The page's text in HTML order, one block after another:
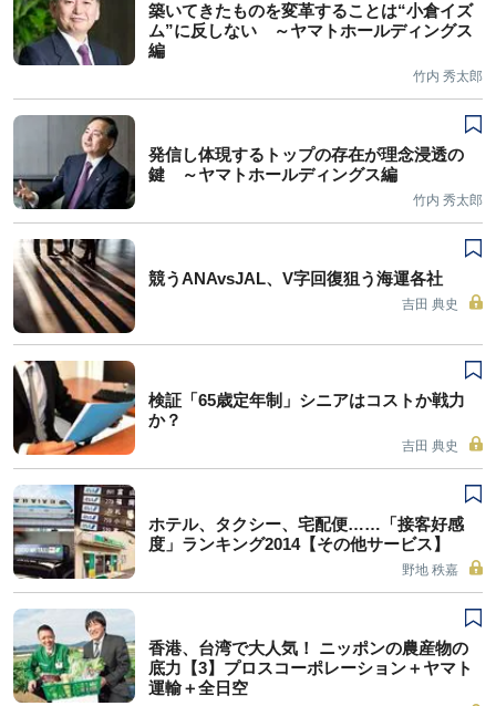
築いてきたものを変革することは“小倉イズ
ム”に反しない ～ヤマトホールディングス
編
竹内 秀太郎
発信し体現するトップの存在が理念浸透の
鍵 ～ヤマトホールディングス編
竹内 秀太郎
競うANAvsJAL、V字回復狙う海運各社
吉田 典史
検証「65歳定年制」シニアはコストか戦力
か？
吉田 典史
ホテル、タクシー、宅配便……「接客好感
度」ランキング2014【その他サービス】
野地 秩嘉
香港、台湾で大人気！ ニッポンの農産物の
底力【3】プロスコーポレーション＋ヤマト
運輸＋全日空